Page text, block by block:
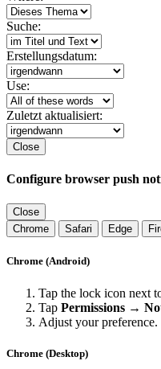
Suche:
Erstellungsdatum:
Use:
Zuletzt aktualisiert:
Close
Configure browser push
Close
Chrome
Safari Edge
Chrome (Android)
Tap the lock icon next
Tap Permissions →
Adjust your preference.
Chrome (Desktop)